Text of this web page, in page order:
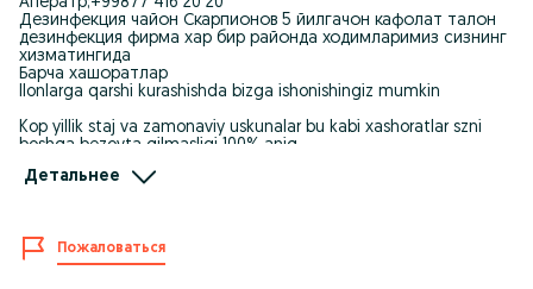
Дезинфекция чайон Скарпионов 5 йилгачон кафолат талон
дезинфекция фирма хар бир районда ходимларимиз сизнинг
хизматингида
Барча хашоратлар
Ilonlarga qarshi kurashishda bizga ishonishingiz mumkin
Kop yillik staj va zamonaviy uskunalar bu kabi xashoratlar szni
boshqa bezovta qilmasligi 100% aniq
1/ ILON
4/ KALAMUSH
5/ SICHQON
6/pashsha
Детальнее
Пожаловаться